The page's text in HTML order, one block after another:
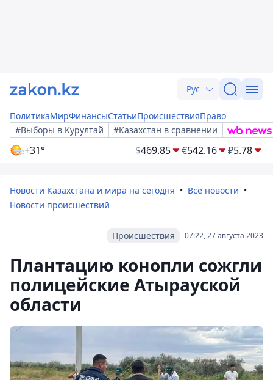
Рус
ПолитикаМирФинансыСтатьиПроисшествияПраво
#Выборы в Курултай
#Казахстан в сравнении
+31° $469.85 €542.16 ₽5.78
Новости Казахстана и мира на сегодня
Все новости
Новости происшествий
07:22, 27 августа 2023
Происшествия
Плантацию конопли сожгли
полицейские Атырауской
области